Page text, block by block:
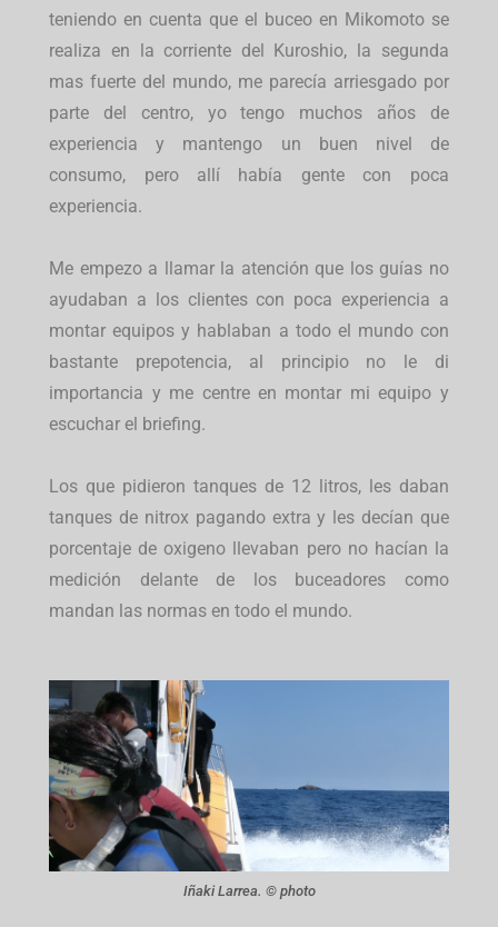
teniendo en cuenta que el buceo en Mikomoto se
realiza en la corriente del Kuroshio, la segunda
mas fuerte del mundo, me parecía arriesgado por
parte del centro, yo tengo muchos años de
experiencia y mantengo un buen nivel de
consumo, pero allí había gente con poca
experiencia.
Me empezo a llamar la atención que los guías no
ayudaban a los clientes con poca experiencia a
montar equipos y hablaban a todo el mundo con
bastante prepotencia, al principio no le di
importancia y me centre en montar mi equipo y
escuchar el briefing.
Los que pidieron tanques de 12 litros, les daban
tanques de nitrox pagando extra y les decían que
porcentaje de oxigeno llevaban pero no hacían la
medición delante de los buceadores como
mandan las normas en todo el mundo.
Iñaki Larrea. © photo